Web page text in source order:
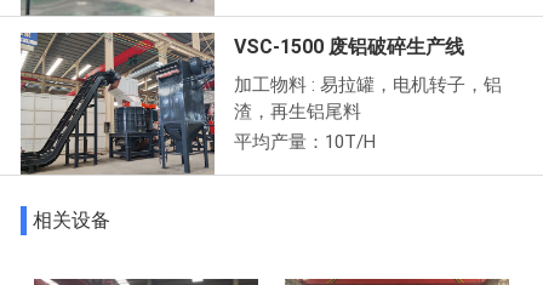
VSC-1500 废铝破碎生产线
加工物料 : 易拉罐，电机转子，铝
渣，再生铝尾料
平均产量：10T/H
相关设备